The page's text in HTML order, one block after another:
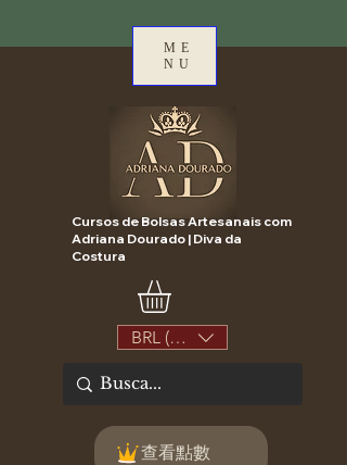
ME
NU
Cursos de Bolsas Artesanais com
Adriana Dourado | Diva da
Costura
BRL (R$)
查看點數